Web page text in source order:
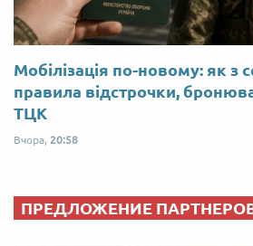
Мобілізація по-новому: як з
правила відстрочки,
ТЦК
Вчора, 20:58
ПРЕДЛОЖЕНИЕ